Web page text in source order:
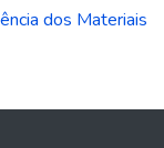
dos Materiais